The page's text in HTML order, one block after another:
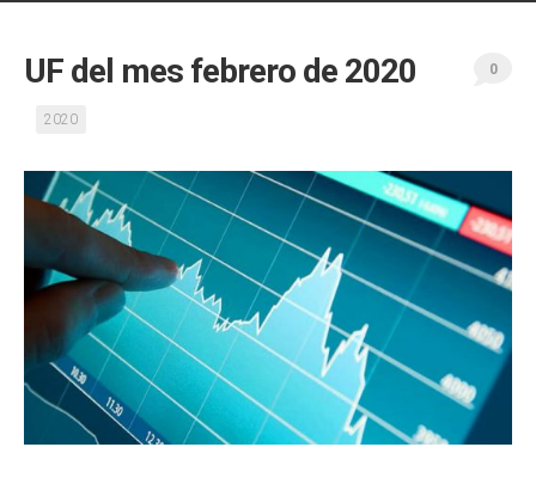
content
UF del mes febrero de 2020
2020
0